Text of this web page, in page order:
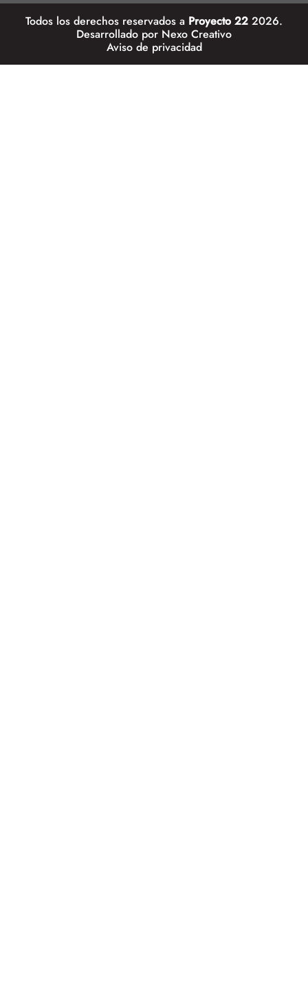
Todos los derechos reservados a Proyecto 22 2026.
Desarrollado por Nexo Creativo
Aviso de privacidad